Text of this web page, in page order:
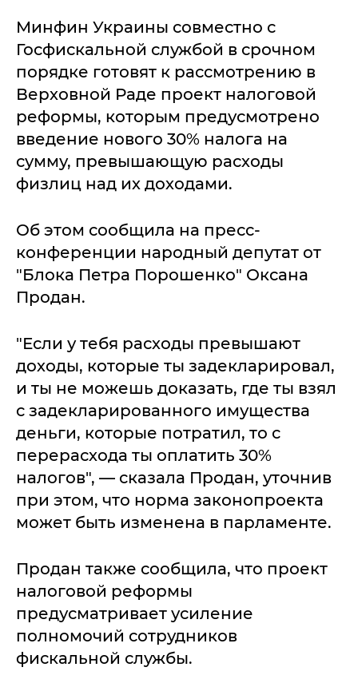
Минфин Украины совместно с
Госфискальной службой в срочном
порядке готовят к рассмотрению в
Верховной Раде проект налоговой
реформы, которым предусмотрено
введение нового 30% налога на
сумму, превышающую расходы
физлиц над их доходами.
Об этом сообщила на пресс-
конференции народный депутат от
"Блока Петра Порошенко" Оксана
Продан.
"Если у тебя расходы превышают
доходы, которые ты задекларировал,
и ты не можешь доказать, где ты взял
с задекларированного имущества
деньги, которые потратил, то с
перерасхода ты оплатить 30%
налогов", — сказала Продан, уточнив
при этом, что норма законопроекта
может быть изменена в парламенте.
Продан также сообщила, что проект
налоговой реформы
предусматривает усиление
полномочий сотрудников
фискальной службы.